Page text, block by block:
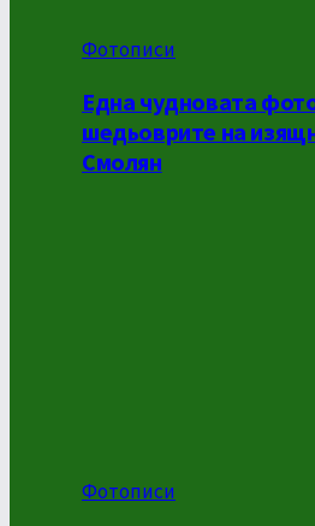
Фотописи
Една чудновата
шедьоврите на
Смолян
Фотописи